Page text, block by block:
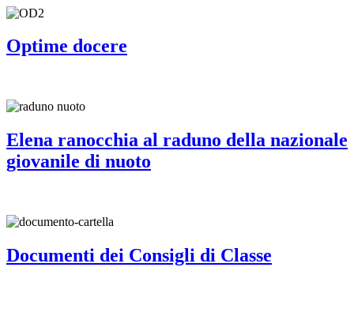
Optime docere
Elena ranocchia al raduno della nazionale
giovanile di nuoto
Documenti dei Consigli di Classe